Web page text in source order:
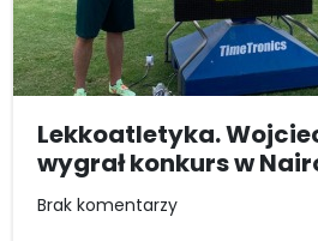
Lekkoatletyka.
wygrał konkurs w
Brak komentarzy